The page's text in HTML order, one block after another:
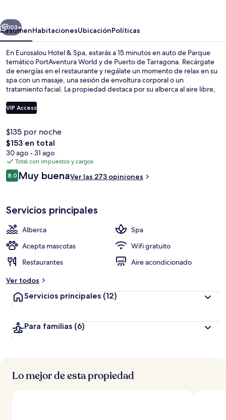
Siguiente
103+
ResumenHabitacionesUbicaciónPolíticas
En Eurosalou Hotel & Spa, estarás a 15 minutos en auto de Parque
temático PortAventura World y de Puerto de Tarragona. Recárgate
de energías en el restaurante y regálate un momento de relax en su
spa con un masaje, una sesión de envoltura corporal o un
tratamiento facial. La propiedad destaca por su alberca al aire libre,
encanta el personal amable.
VIP Access
$135 por noche
El
precio
total
es
de
$153 en total
30 ago - 31 ago
Total con impuestos y cargos
Opiniones
8.08.0 de 10,
Muy buenaVer las 273 opiniones
Servicios principales
Alberca
Spa
Acepta mascotas
Wifi gratuito
Restaurantes
Aire acondicionado
Ver todos
Servicios principales (12)
Para familias (6)
Lo mejor de esta propiedad